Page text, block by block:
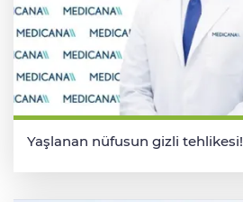
Yaşlanan nüfusun gizli tehlikesi!